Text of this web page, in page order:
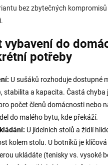
bez zbytečných
vybavení do
potřeby
U sušáků rozhoduje dostupné
stabilita a kapacita. Častá chyba
počet členů domácnosti nebo
do malého bytu, kde překáží.
U jídelních stolů a židlí
kolem stolu. U botníků je
ukládáte (tenisky vs. vysoké